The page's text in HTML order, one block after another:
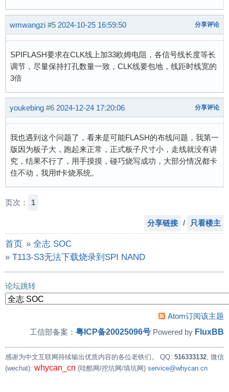
wmwangzi #5 2024-10-25 16:59:50 分享评论
SPIFLASH要求在CLK线上加33欧姆电阻，各信号线长度等长
调节，尽量保持打孔数量一致，CLK线要包地，线距时线宽的
3倍
youkebing #6 2024-12-24 17:20:06 分享评论
我也遇到这个问题了，看来是可能FLASH的布线问题，我第一
版因为板子大，跑起来正常，正式板子尺寸小，走线就没有讲
究，结果不行了，用手摸摸，碰巧烧写成功，大部分情况都卡
住不动，我用tf卡烧系统。
页次： 1
分享链接 / 只看楼主
首页 » 全志 SOC
» T113-S3无法下载烧录到SPI NAND
论坛跳转
Atom订阅该主题
工信部备案： 粤ICP备20025096号 Powered by FluxBB
感谢为中文互联网持续输出优质内容的各位老铁们。 QQ: 516333132, 微信
(wechat): whycan_cn (哇酷网/挖坑网/填坑网) service@whycan.cn